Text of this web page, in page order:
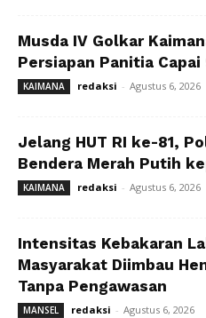
Musda IV Golkar
Persiapan Panitia Capai
KAIMANA redaksi - Agustus 6, 2026
Jelang HUT RI ke-81,
Bendera Merah Putih
KAIMANA redaksi - Agustus 6, 2026
Intensitas Kebakaran
Masyarakat Diimbau
Tanpa Pengawasan
MANSEL redaksi - Agustus 6, 2026